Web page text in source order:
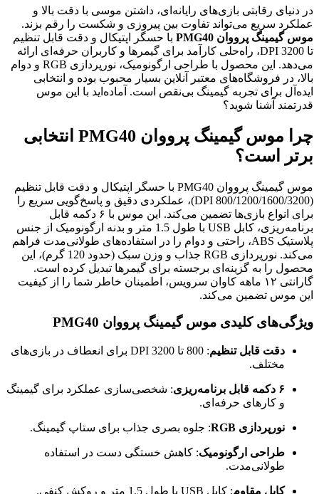
در دنیای رقابتی بازی‌های رایانه‌ای، داشتن موسی با دقت بالا و
عملکرد سریع می‌تواند تفاوت بین پیروزی و شکست را رقم بزند.
موس گیمینگ پرووان PMG40
با حسگر اپتیکال و دقت قابل تنظیم
تا 3200 DPI، راه‌حلی کارآمد برای گیمرها و کاربران حرفه‌ای ارائه
می‌دهد. این محصول با طراحی ارگونومیک، نورپردازی RGB و دوام
بالا، در فروشگاه‌های معتبر آنلاین بسیار محبوب بوده و انتخابی
ایده‌آل برای تجربه گیمینگ بی‌نقص است. آماده‌اید با این موس
قدرتمند آشنا شوید؟
چرا موس گیمینگ پرووان PMG40 انتخابی
برتر است؟
موس گیمینگ پرووان PMG40 با حسگر اپتیکال و دقت قابل تنظیم
(800/1200/1600/3200 DPI)، عملکردی دقیق و پاسخ‌گویی سریع را
برای انواع بازی‌ها تضمین می‌کند. این موس با ۶ دکمه قابل
برنامه‌ریزی، کابل USB با طول 1.5 متر و بدنه ارگونومیک از جنس
پلاستیک ABS، راحتی و دوام را در استفاده‌های طولانی‌مدت فراهم
می‌کند. نورپردازی RGB جذاب و وزن سبک (حدود 120 گرم)، این
محصول را به گزینه‌ای برجسته برای گیمرها تبدیل کرده است.
گارانتی ۱۲ ماهه کاوان سرویس، اطمینان خاطر شما را از کیفیت
این موس تضمین می‌کند.
ویژگی‌های کلیدی موس گیمینگ پرووان PMG40
دقت قابل تنظیم
: 800 تا 3200 DPI برای انعطاف در بازی‌های
مختلف.
۶ دکمه قابل برنامه‌ریزی
: شخصی‌سازی عملکرد برای گیمینگ
و کارهای حرفه‌ای.
نورپردازی RGB : جلوه بصری جذاب برای ستاپ گیمینگ.
طراحی ارگونومیک: کاهش خستگی دست در استفاده
طولانی‌مدت.
کابل مقاوم: کابل USB با طول 1.5 متر و روکش کنفی.